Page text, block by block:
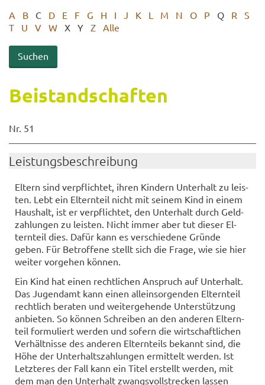
A B C D E F G H I J K L M N O P Q R
S
T
U V W X Y Z Alle
Bei­stand­schaf­ten
Nr. 51
Leis­tungs­be­schrei­bung
El­tern sind ver­pflich­tet, ihren Kin­dern Un­ter­halt zu leis­
ten. Lebt ein El­tern­teil nicht mit sei­nem Kind in einem
Haus­halt, ist er ver­pflich­tet, den Un­ter­halt durch Geld­
zah­lun­gen zu leis­ten. Nicht immer aber tut die­ser El­
tern­teil dies. Dafür kann es ver­schie­de­ne Grün­de
geben. Für Be­trof­fe­ne stellt sich die Frage, wie sie hier
wei­ter vor­ge­hen kön­nen.
Ein Kind hat einen recht­li­chen An­spruch auf Un­ter­halt.
Das Ju­gend­amt kann einen al­lein­sor­gen­den El­tern­teil
recht­lich be­ra­ten und wei­ter­ge­hen­de Un­ter­stüt­zung
an­bie­ten. So kön­nen Schrei­ben an den an­de­ren El­tern­
teil for­mu­liert wer­den und so­fern die wirt­schaft­li­chen
Ver­hält­nis­se des an­de­ren El­tern­teils be­kannt sind, die
Höhe der Un­ter­halts­zah­lun­gen er­mit­telt wer­den. Ist
Letz­te­res der Fall kann ein Titel er­stellt wer­den, mit
dem man den Un­ter­halt zwangs­voll­stre­cken las­sen